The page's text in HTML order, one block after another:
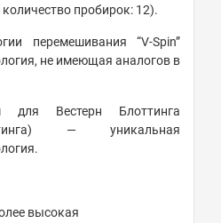
пробирок: 12).
перемешивания “V-Spin”
не имеющая аналогов в
для Вестерн Блоттинга
— уникальная
высокая